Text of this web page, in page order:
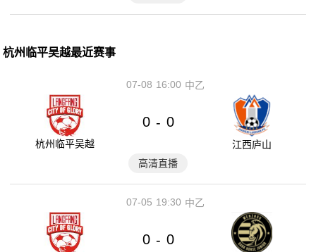
杭州临平吴越最近赛事
16:00
07-08 中乙
杭州临平吴越
0 - 0
江西庐山
高清直播
19:30
07-05 中乙
0 - 0